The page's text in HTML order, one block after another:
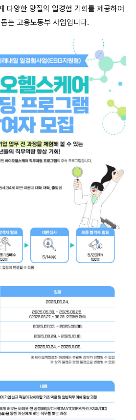
다양한 양질의 일경험 기회를 제공하여
는 고용노동부 사업입니다.